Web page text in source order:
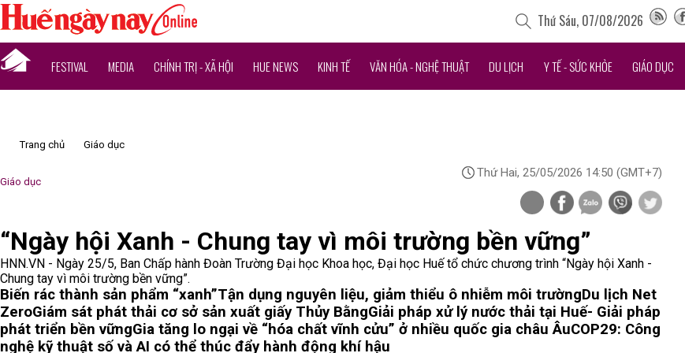
Thứ Sáu, 07/08/2026
FESTIVAL MEDIA CHÍNH TRỊ - XÃ HỘI HUE NEWS KINH TẾ VĂN HÓA - NGHỆ THUẬT DU LỊCH Y TẾ - SỨC KHỎE GIÁO DỤC
Trang chủ Giáo dục
Giáo dục
Thứ Hai, 25/05/2026 14:50 (GMT+7)
“Ngày hội Xanh - Chung tay vì môi trường bền vững”
HNN.VN - Ngày 25/5, Ban Chấp hành Đoàn Trường Đại học Khoa học, Đại học Huế tổ chức chương trình “Ngày hội Xanh -
Chung tay vì môi trường bền vững”.
Biến rác thành sản phẩm “xanh”Tận dụng nguyên liệu, giảm thiểu ô nhiễm môi trườngDu lịch Net
ZeroGiám sát phát thải cơ sở sản xuất giấy Thủy BằngGiải pháp xử lý nước thải tại Huế- Giải pháp
phát triển bền vữngGia tăng lo ngại về “hóa chất vĩnh cửu” ở nhiều quốc gia châu ÂuCOP29: Công
nghệ kỹ thuật số và AI có thể thúc đẩy hành động khí hậu